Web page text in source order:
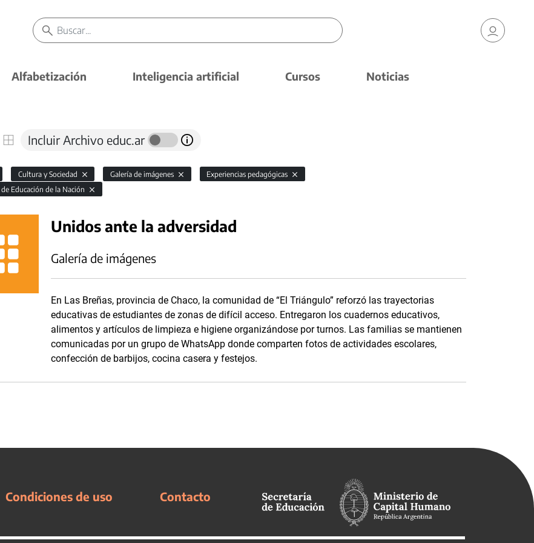
Alfabetización Inteligencia artificial Cursos Noticias
Incluir Archivo educ.ar
Cultura y Sociedad Galería de imágenes
Experiencias pedagógicas
Educación de la Nación
Unidos ante la adversidad
Galería de imágenes
En Las Breñas, provincia de Chaco, la comunidad de “El Triángulo” reforzó las trayectorias
educativas de estudiantes de zonas de difícil acceso. Entregaron los cuadernos educativos,
alimentos y artículos de limpieza e higiene organizándose por turnos. Las familias se mantienen
comunicadas por un grupo de WhatsApp donde comparten fotos de actividades escolares,
confección de barbijos, cocina casera y festejos.
Condiciones de uso Contacto